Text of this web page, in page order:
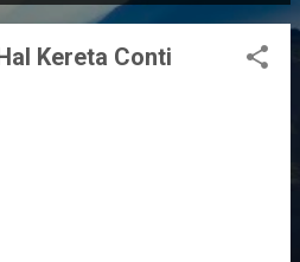
Kereta Conti